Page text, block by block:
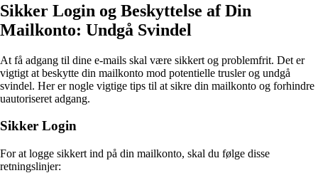
Sikker Login og Beskyttelse af Din
Mailkonto: Undgå Svindel
At få adgang til dine e-mails skal være sikkert og problemfrit. Det er
vigtigt at beskytte din mailkonto mod potentielle trusler og undgå
svindel. Her er nogle vigtige tips til at sikre din mailkonto og forhindre
uautoriseret adgang.
Sikker Login
For at logge sikkert ind på din mailkonto, skal du følge disse
retningslinjer: